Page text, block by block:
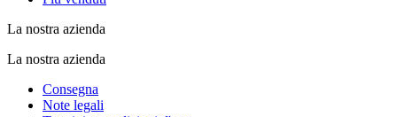
La nostra azienda
La nostra azienda
Consegna
Note legali